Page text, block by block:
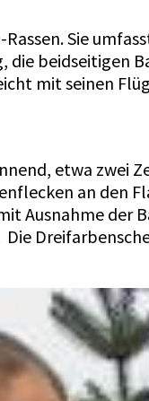
Sie
die beidseitigen
mit seinen
etwa zwei
an den
Ausnahme der